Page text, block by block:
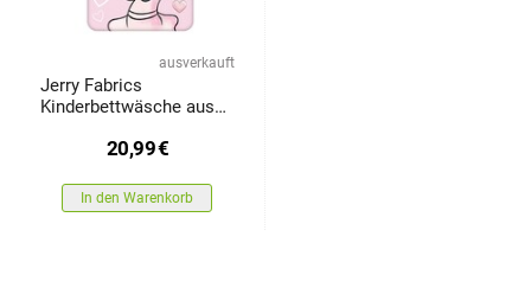
ausverkauft
Jerry Fabrics
Kinderbettwäsche aus
20,99€
In den Warenkorb